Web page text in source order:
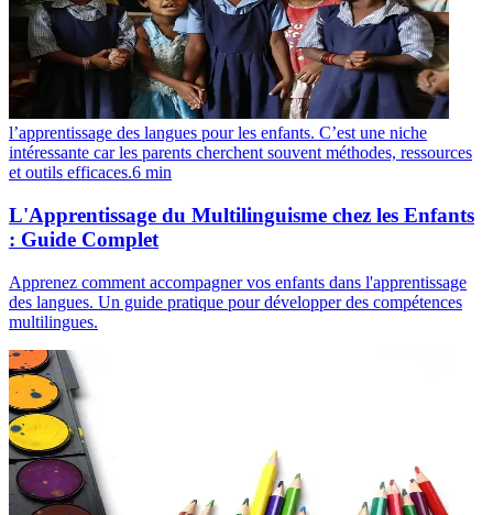
l’apprentissage des langues pour les enfants. C’est une niche
intéressante car les parents cherchent souvent méthodes, ressources
et outils efficaces.6 min
L'Apprentissage du Multilinguisme chez les Enfants
: Guide Complet
Apprenez comment accompagner vos enfants dans l'apprentissage
des langues. Un guide pratique pour développer des compétences
multilingues.